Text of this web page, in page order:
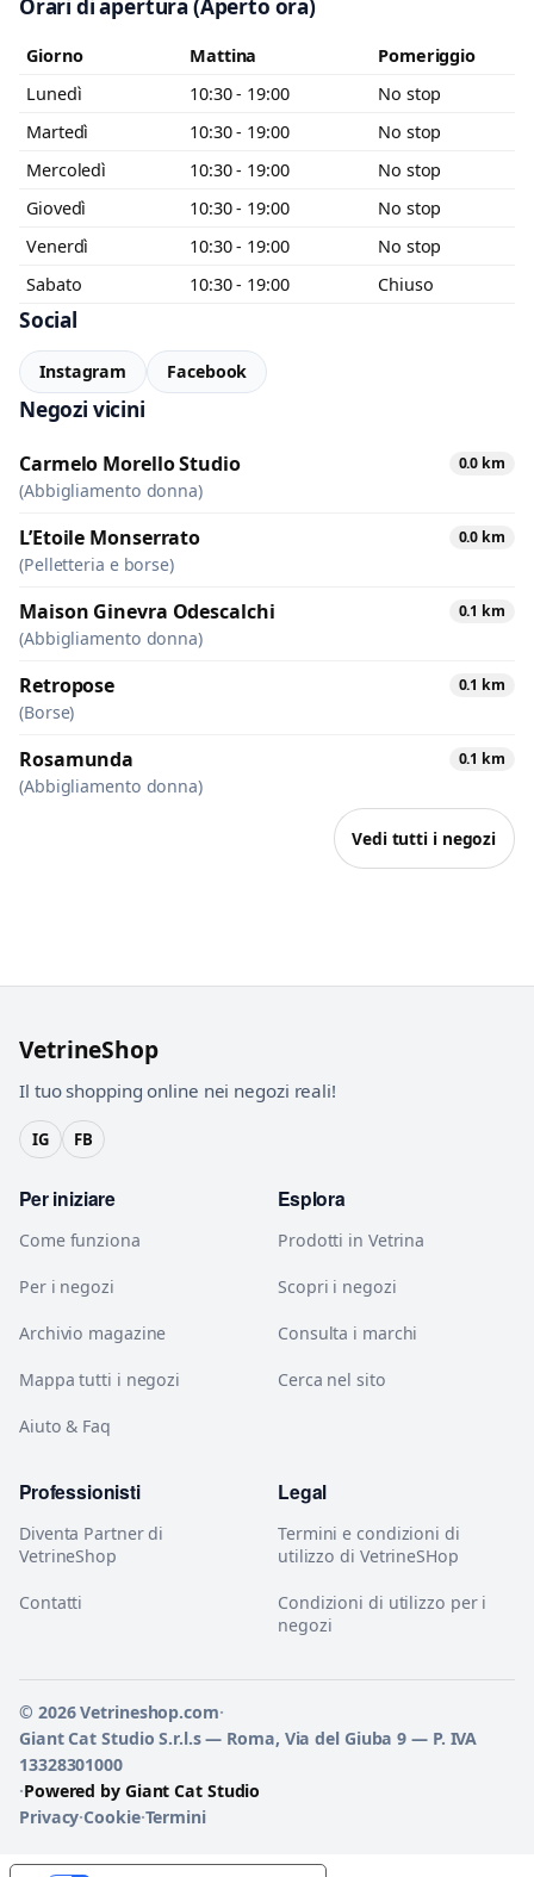
Orari di apertura(Aperto ora)
Giorno Mattina
Pomeriggio
Lunedì
10:30 - 19:00
No stop
Martedì
10:30 - 19:00
No stop
Mercoledì
10:30 - 19:00
No stop
Giovedì
10:30 - 19:00
No stop
Venerdì
10:30 - 19:00
No stop
Sabato
10:30 - 19:00 Chiuso
Social
Instagram Facebook
Negozi vicini
Carmelo Morello Studio 0.0 km
(Abbigliamento donna)
L’Etoile Monserrato 0.0 km
(Pelletteria e borse)
Maison Ginevra Odescalchi 0.1 km
(Abbigliamento donna)
Retropose 0.1 km
(Borse)
Rosamunda 0.1 km
(Abbigliamento donna)
Vedi tutti i negozi
Accetto l’informativa privacy
0 / 2000
VetrineShop
Il tuo shopping online nei negozi reali!
IG FB
Per iniziare
Come funziona
Per i negozi
Archivio magazine
Mappa tutti i negozi
Aiuto & Faq
Esplora
Prodotti in Vetrina
Scopri i negozi
Consulta i marchi
Cerca nel sito
Professionisti
Diventa Partner di
VetrineShop
Contatti
Legal
Termini e condizioni di
utilizzo di VetrineSHop
Condizioni di utilizzo per i
negozi
© 2026 Vetrineshop.com·
Giant Cat Studio S.r.l.s — Roma, Via del Giuba 9 — P. IVA
13328301000
·Powered by Giant Cat Studio
Privacy·Cookie·Termini